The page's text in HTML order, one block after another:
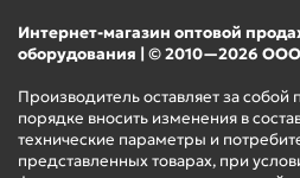
Интернет-магазин оптовой
оборудования | © 2010—2026
Производитель оставляет за
порядке вносить изменения в
технические параметры и
представленных товарах, при